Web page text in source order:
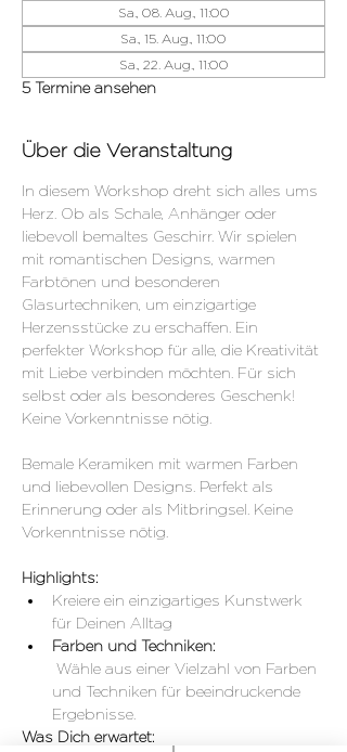
Sa., 08. Aug., 11:00
Sa., 15. Aug., 11:00
Sa., 22. Aug., 11:00
5 Termine ansehen
Über die Veranstaltung
In diesem Workshop dreht sich alles ums
Herz. Ob als Schale, Anhänger oder
liebevoll bemaItes Geschirr. Wir spielen
mit romantischen Designs, warmen
Farbtönen und besonderen
Glasurtechniken, um einzigartige
Herzensstücke zu erschaffen. Ein
perfekter Workshop für alle, die Kreativität
mit Liebe verbinden möchten. Für sich
selbst oder als besonderes Geschenk!
Keine Vorkenntnisse nötig.
Bemale Keramiken mit warmen Farben
und liebevollen Designs. Perfekt als
Erinnerung oder als Mitbringsel. Keine
Vorkenntnisse nötig.
Highlights:
Kreiere ein einzigartiges Kunstwerk
für Deinen Alltag
Farben und Techniken:
und Techniken für beeindruckende
Ergebnisse.
Was Dich erwartet: